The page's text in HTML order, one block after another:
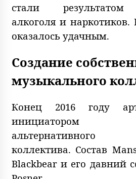
стали результатом
алкоголя и наркотиков.
оказалось удачным.
Создание
музыкального
Конец 2016 году
инициатором
альтернативного
коллектива. Состав
Blackbear и его давний